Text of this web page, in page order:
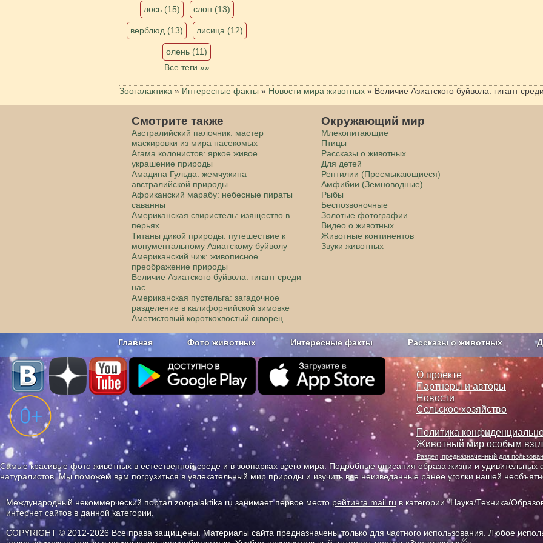
лось (15) слон (13)
верблюд (13) лисица (12)
олень (11)
Все теги »»
Зоогалактика » Интересные факты » Новости мира животных » Величие Азиатского буйвола: гигант
Смотрите также
Австралийский палочник: мастер
маскировки из мира насекомых
Агама колонистов: яркое живое
украшение природы
Амадина Гульда: жемчужина
австралийской природы
Африканский марабу: небесные пираты
саванны
Американская свиристель: изящество в
перьях
Титаны дикой природы: путешествие к
монументальному Азиатскому буйволу
Американский чиж: живописное
преображение природы
Величие Азиатского буйвола: гигант среди
нас
Американская пустельга: загадочное
разделение в калифорнийской зимовке
Аметистовый короткохвостый скворец
Окружающий мир
Млекопитающие
Птицы
Рассказы о животных
Для детей
Рептилии (Пресмыкающиеся)
Амфибии (Земноводные)
Рыбы
Беспозвоночные
Золотые фотографии
Видео о животных
Животные континентов
Звуки животных
Главная Фото животных Интересные факты Рассказы о животных
Наши приложения. Бесплатно и без рекламы О проекте
О проекте
Партнеры и авторы
Новости
Сельское хозяйство
Политика
Животный мир особым
Раздел, предназначенный для
Самые красивые фото животных в естественной среде и в зоопарках всего мира. Подробные описания образа жизни и
натуралистов. Мы поможем вам погрузиться в увлекательный мир природы и изучить все неизведанные ранее уголки нашей
Международный некоммерческий портал zoogalaktika.ru занимает первое место рейтинга mail.ru в категории "Наука/Техника/
интернет сайтов в данной категории.
COPYRIGHT © 2012-2026 Все права защищены. Материалы сайта предназначены только для частного использования. Любое
®